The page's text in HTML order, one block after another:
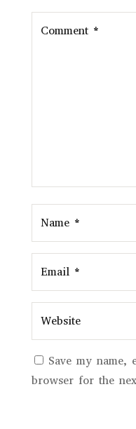
Save my name,
browser for the